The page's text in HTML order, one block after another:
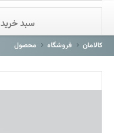
فروشگاه
باشگاه مشتریان
سبد خرید
کالامان فروشگاه محصول